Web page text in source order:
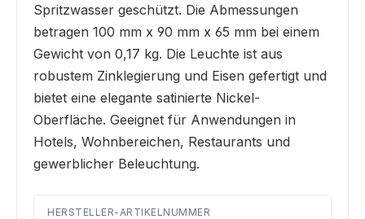
Spritzwasser geschützt. Die Abmessungen
betragen 100 mm x 90 mm x 65 mm bei einem
Gewicht von 0,17 kg. Die Leuchte ist aus
robustem Zinklegierung und Eisen gefertigt und
bietet eine elegante satinierte Nickel-
Oberfläche. Geeignet für Anwendungen in
Hotels, Wohnbereichen, Restaurants und
gewerblicher Beleuchtung.
HERSTELLER-ARTIKELNUMMER